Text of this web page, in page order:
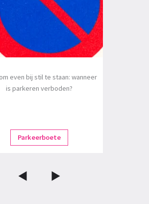
even bij stil te staan: wanneer
is parkeren verboden?
Parkeerboete